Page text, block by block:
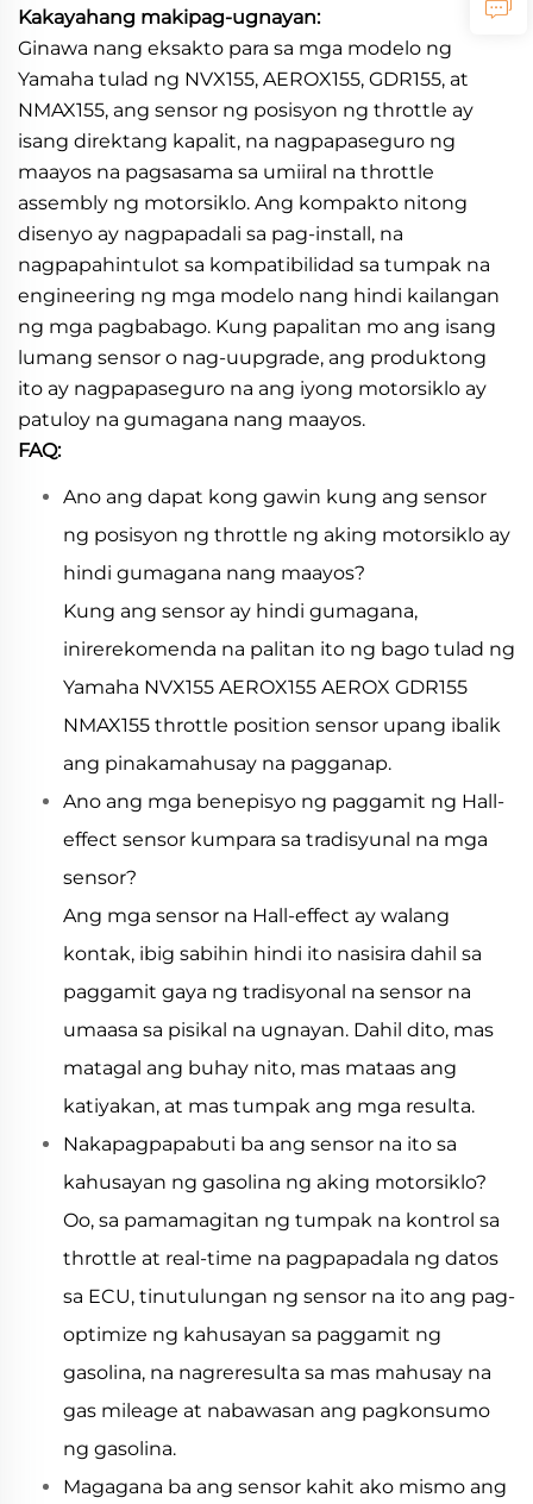
Kakayahang makipag-ugnayan:
Ginawa nang eksakto para sa mga modelo ng
Yamaha tulad ng NVX155, AEROX155, GDR155, at
NMAX155, ang sensor ng posisyon ng throttle ay
isang direktang kapalit, na nagpapaseguro ng
maayos na pagsasama sa umiiral na throttle
assembly ng motorsiklo. Ang kompakto nitong
disenyo ay nagpapadali sa pag-install, na
nagpapahintulot sa kompatibilidad sa tumpak na
engineering ng mga modelo nang hindi kailangan
ng mga pagbabago. Kung papalitan mo ang isang
lumang sensor o nag-uupgrade, ang produktong
ito ay nagpapaseguro na ang iyong motorsiklo ay
patuloy na gumagana nang maayos.
FAQ:
Ano ang dapat kong gawin kung ang sensor
ng posisyon ng throttle ng aking motorsiklo ay
hindi gumagana nang maayos?
Kung ang sensor ay hindi gumagana,
inirerekomenda na palitan ito ng bago tulad ng
Yamaha NVX155 AEROX155 AEROX GDR155
NMAX155 throttle position sensor upang ibalik
ang pinakamahusay na pagganap.
Ano ang mga benepisyo ng paggamit ng Hall-
effect sensor kumpara sa tradisyunal na mga
sensor?
Ang mga sensor na Hall-effect ay walang
kontak, ibig sabihin hindi ito nasisira dahil sa
paggamit gaya ng tradisyonal na sensor na
umaasa sa pisikal na ugnayan. Dahil dito, mas
matagal ang buhay nito, mas mataas ang
katiyakan, at mas tumpak ang mga resulta.
Nakapagpapabuti ba ang sensor na ito sa
kahusayan ng gasolina ng aking motorsiklo?
Oo, sa pamamagitan ng tumpak na kontrol sa
throttle at real-time na pagpapadala ng datos
sa ECU, tinutulungan ng sensor na ito ang pag-
optimize ng kahusayan sa paggamit ng
gasolina, na nagreresulta sa mas mahusay na
gas mileage at nabawasan ang pagkonsumo
ng gasolina.
Magagana ba ang sensor kahit ako mismo ang